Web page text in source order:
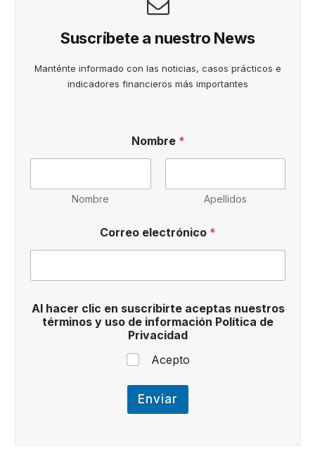
Suscríbete a nuestro News
Manténte informado con las noticias, casos prácticos e
indicadores financieros más importantes
r
a
d
l
l
e
c
r
n
i
c
Nombre *
Nombre Apellidos
Correo electrónico *
Al hacer clic en suscribirte aceptas nuestros
términos y uso de información Política de
Privacidad
Acepto
Enviar